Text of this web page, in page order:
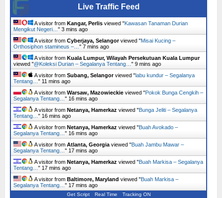
Live Traffic Feed
A visitor from Kangar, Perlis viewed "Kawasan Tanaman Durian
Mengikut Negeri… " 3 mins ago
A visitor from Cyberjaya, Selangorviewed "Misai Kucing –
Orthosiphon stamineus –… " 7 mins ago
A visitor from Kuala Lumpur, Wilayah Persekutuan Kuala Lumpur
viewed "@Koleksi Durian – Segalanya Tentang… " 9 mins ago
A visitor from Subang, Selangorviewed "labu kundur – Segalanya
Tentang… " 11 mins ago
A visitor from Warsaw, Mazowieckie viewed "Pokok Bunga Cengkih –
Segalanya Tentang… " 16 mins ago
A visitor from Netanya, Hamerkaz viewed "Bunga Jeliti – Segalanya
Tentang… " 16 mins ago
A visitor from Netanya, Hamerkaz viewed "Buah Avokado –
Segalanya Tentang… " 16 mins ago
A visitor from Atlanta, Georgia viewed "Buah Jambu Mawar –
Segalanya Tentang… " 17 mins ago
A visitor from Netanya, Hamerkaz viewed "Buah Markisa – Segalanya
Tentang… " 17 mins ago
A visitor from Baltimore, Maryland viewed "Buah Markisa –
Segalanya Tentang… " 17 mins ago
Get Script Real Time Tracking ON